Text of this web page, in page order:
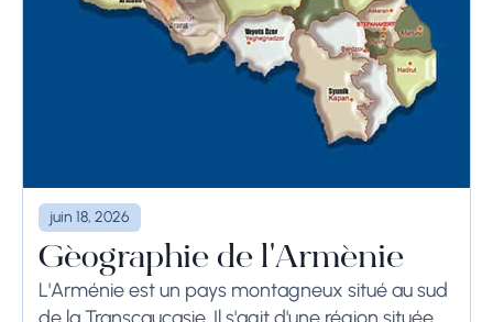
juin 18, 2026
Géographie de l'Arménie
L'Arménie est un pays montagneux situé au sud